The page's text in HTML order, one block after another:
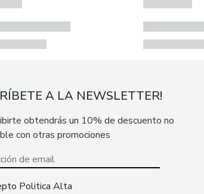
A LA NEWSLETTER!
obtendrás un 10% de descuento no
con otras promociones
Politica Alta